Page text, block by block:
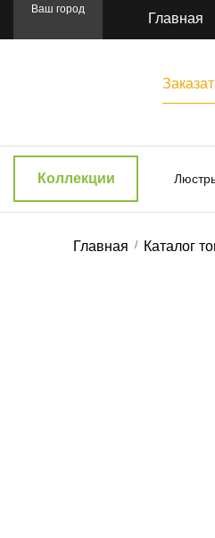
Ваш город
Главная
Коллекции
Главная Каталог